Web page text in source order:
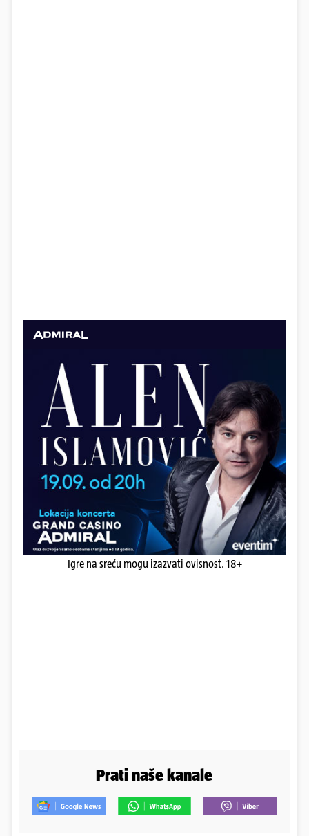
Igre na sreću mogu izazvati ovisnost. 18+
Prati naše kanale